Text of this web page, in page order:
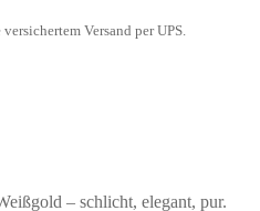
Versand per UPS.
– schlicht, elegant, pur.